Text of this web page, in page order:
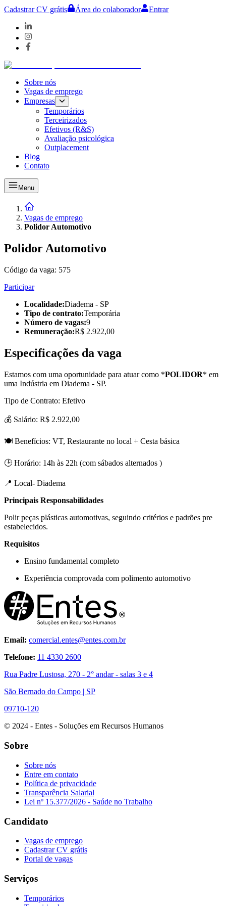
Cadastrar CV grátis Área do colaborador Entrar
Sobre nós
Vagas de emprego
Empresas
Temporários
Terceirizados
Efetivos (R&S)
Avaliação psicológica
Outplacement
Blog
Contato
Menu
Vagas de emprego
Polidor Automotivo
Polidor Automotivo
Código da vaga: 575
Participar
Localidade:Diadema - SP
Tipo de contrato:Temporária
Número de vagas:9
Remuneração:R$ 2.922,00
Especificações da vaga
Estamos com uma oportunidade para atuar como *POLIDOR* em
uma Indústria em Diadema - SP.
Tipo de Contrato: Efetivo
💰 Salário: R$ 2.922,00
🍽️ Benefícios: VT, Restaurante no local + Cesta básica
🕒 Horário: 14h às 22h (com sábados alternados )
📍 Local- Diadema
Principais Responsabilidades
Polir peças plásticas automotivas, seguindo critérios e padrões pre
estabelecidos.
Requisitos
Ensino fundamental completo
Experiência comprovada com polimento automotivo
Email: comercial.entes@entes.com.br
Telefone: 11 4330 2600
Rua Padre Lustosa, 270 - 2° andar - salas 3 e 4
São Bernado do Campo | SP
09710-120
© 2024 - Entes - Soluções em Recursos Humanos
Sobre
Sobre nós
Entre em contato
Política de privacidade
Transparência Salarial
Lei nº 15.377/2026 - Saúde no Trabalho
Candidato
Vagas de emprego
Cadastrar CV grátis
Portal de vagas
Serviços
Temporários